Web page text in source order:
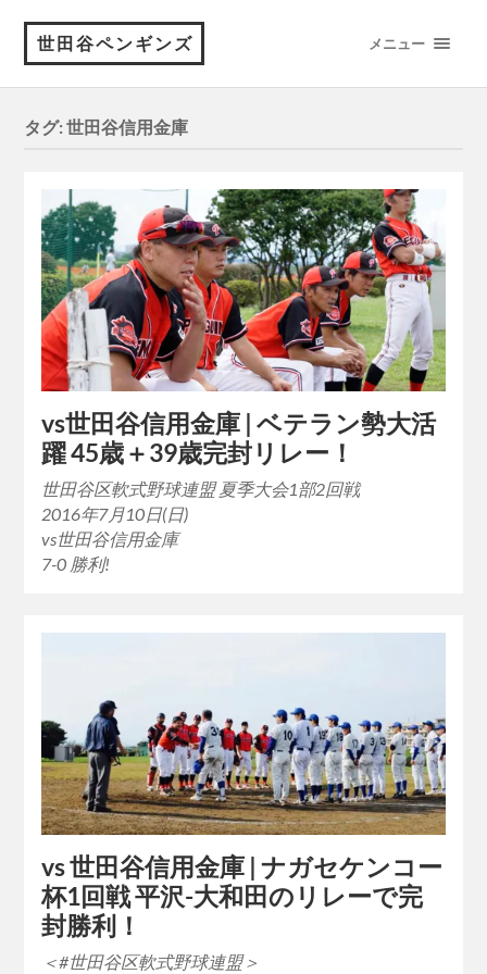
世田谷ペンギンズ メニュー
タグ:世田谷信用金庫
vs世田谷信用金庫 | ベテラン勢大活
躍 45歳＋39歳完封リレー！
世田谷区軟式野球連盟 夏季大会1部2回戦
2016年7月10日(日)
vs世田谷信用金庫
7-0 勝利!
vs 世田谷信用金庫 | ナガセケンコー
杯1回戦 平沢-大和田のリレーで完
封勝利！
＜#世田谷区軟式野球連盟＞